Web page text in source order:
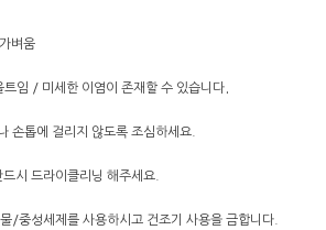
벼움
임 / 미세한 이염이 존재할 수 있습니다
손톱에 걸리지 않도록 조심하세요.
시 드라이클리닝 해주세요.
/중성세제를 사용하시고 건조기 사용을 금합니다.